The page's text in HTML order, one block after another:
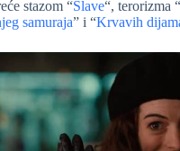
stazom “Slave“, terorizma “
samuraja” i “Krvavih